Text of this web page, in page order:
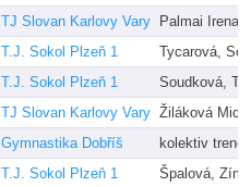
TJ Slovan Karlovy Vary
Palmai Irena
T.J. Sokol Plzeň 1
Tycarová,
T.J. Sokol Plzeň 1
Soudková,
TJ Slovan Karlovy Vary Žiláková
Gymnastika Dobříš
kolektiv
T.J. Sokol Plzeň 1
Špalová,